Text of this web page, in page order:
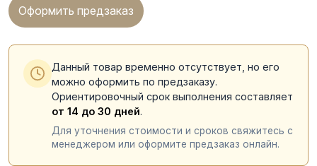
Оформить предзаказ
Данный товар временно отсутствует, но его
можно оформить по предзаказу.
Ориентировочный срок выполнения составляет
от 14 до 30 дней.
Для уточнения стоимости и сроков свяжитесь с
менеджером или оформите предзаказ онлайн.